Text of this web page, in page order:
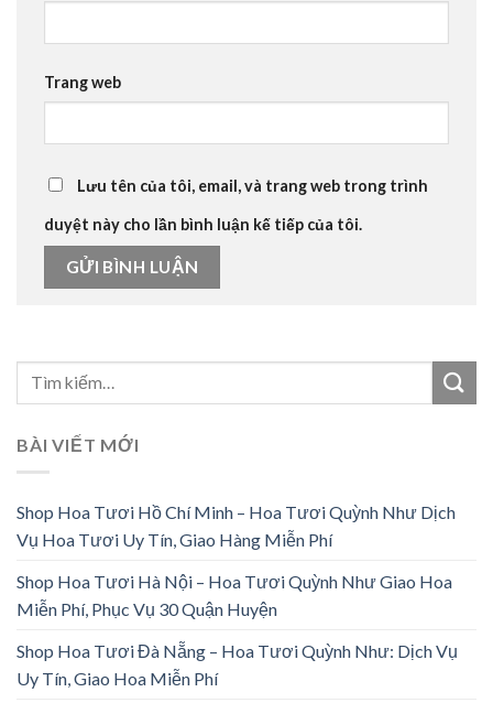
Trang web
Lưu tên của tôi, email, và trang web trong trình
duyệt này cho lần bình luận kế tiếp của tôi.
BÀI VIẾT MỚI
Shop Hoa Tươi Hồ Chí Minh – Hoa Tươi Quỳnh Như Dịch
Vụ Hoa Tươi Uy Tín, Giao Hàng Miễn Phí
Shop Hoa Tươi Hà Nội – Hoa Tươi Quỳnh Như Giao Hoa
Miễn Phí, Phục Vụ 30 Quận Huyện
Shop Hoa Tươi Đà Nẵng – Hoa Tươi Quỳnh Như: Dịch Vụ
Uy Tín, Giao Hoa Miễn Phí